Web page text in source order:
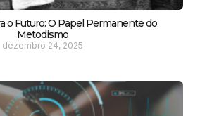
o Futuro: O Papel Permanente do
Metodismo
dezembro 24, 2025